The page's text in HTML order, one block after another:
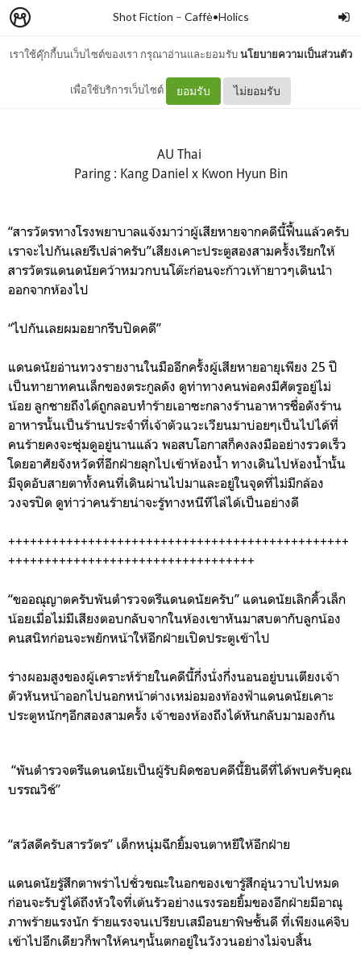
เราใช้คุ๊กกี้บนเว็บไซต์ของเรา กรุณาอ่านและยอมรับนโยบายความเป็นส่วนตัว
เพื่อใช้บริการเว็บไซต์ ยอมรับ ไม่ยอมรับ
Shot Fiction – Caffè•Holics
Day 1 : Poisonous
AU Thai
Paring : Kang Daniel x Kwon Hyun Bin
“สารวัตรทางโรงพยาบาลแจ้งมาว่าผู้เสียหายจากคดีนี้ฟื้นแล้วครับ
เราจะไปกันเลยรึเปล่าครับ”เสียงเคาะประตูสองสามครั้งเรียกให้
สารวัตรแดนดนัยคว้าหมวกบนโต๊ะก่อนจะก้าวเท้ายาวๆเดินนำ
ออกจากห้องไป
“ไปกันเลยผมอยากรีบปิดคดี”
แดนดนัยอ่านทวงรายงานในมืออีกครั้งผู้เสียหายอายุเพียง 25 ปี
เป็นทายาทคนเล็กของตระกูลดัง ดูท่าทางคนพ่อคงมีศัตรูอยู่ไม่
น้อย ลูกชายถึงได้ถูกลอบทำร้ายเอาซะกลางร้านอาหารชื่อดังร้าน
อาหารนั้นเป็นร้านประจำที่เจ้าตัวแวะเวียนมาบ่อยๆเป็นไปได้ที่
คนร้ายคงจะซุ่มดูอยู่นานแล้ว พอสบโอกาสก็คงลงมืออย่างรวดเร็ว
โดยอาศัยจังหวัดที่อีกฝ่ายลุกไปเข้าห้องน้ำ ทางเดินไปห้องน้ำนั้น
มีจุดอับสายตาทั้งคนที่เดินผ่านไปมาและอยู่ในจุดที่ไม่มีกล้อง
วงจรปิด ดูท่าว่าคนร้ายน่าจะรู้ทางหนีทีไล่ได้เป็นอย่างดี
+++++++++++++++++++++++++++++++++++++++++++++++
++++++++++++++++++++++++++++++++++
“ขออณุญาตครับพันตำรวจตรีแดนดนัยครับ” แดนดนัยเลิกคิ้วเล็ก
น้อยเมื่อไม่มีเสียงตอบกลับจากในห้องเขาหันมาสบตากับลูกน้อง
คนสนิทก่อนจะพยักหน้าให้อีกฝ่ายเปิดประตูเข้าไป
ร่างผอมสูงของผู้เคราะห์ร้ายในคดีนี้กึ่งนั่งกึ่งนอนอยู่บนเตียงเจ้า
ตัวหันหน้าออกไปนอกหน้าต่างเหม่อมองท้องฟ้าแดนดนัยเคาะ
ประตูหนักๆอีกสองสามครั้ง เจ้าของห้องถึงได้หันกลับมามองกัน
“พันตำรวจตรีแดนดนัยเป็นผู้รับผิดชอบคดีนี้ยินดีที่ได้พบครับคุณ
บรรณวิช์”
“สวัสดีครับสารวัตร” เด็กหนุ่มฉีกยิ้มจนตาหยีให้อีกฝ่าย
แดนดนัยรู้สึกตาพร่าไปชั่วขณะในอกของเขารู้สึกอุ่นวาบไปหมด
ก่อนจะรับรู้ได้ถึงหัวใจที่เต้นรัวอย่างแรงรอยยิ้มของอีกฝ่ายมีอาณุ
ภาพร้ายแรงนัก ร้ายแรงจนเปรียบเสมือนยาพิษชั้นดี ที่เพียงแค่จิบ
เข้าไปอึกเดียวก็พาให้คนๆนั้นตกอยู่ในวังวนอย่างไม่จบสิ้น